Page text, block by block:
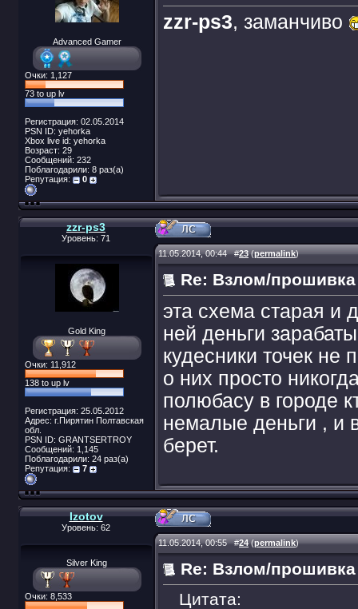
Advanced Gamer
Очки: 1,127
73 to up lv
Регистрация: 02.05.2014
PSN ID: yehorka
Xbox live id: yehorka
Возраст: 29
Сообщений: 232
Поблагодарили: 8 раз(а)
Репутация:
0
zzr-ps3, заманчиво
zzr-ps3
Уровень: 71
Gold King
Очки: 11,912
138 to up lv
Регистрация: 25.05.2012
Адрес: г.Пирятин Полтавская
обл.
PSN ID: GRANTSERTROY
Сообщений: 1,145
Поблагодарили: 24 раз(а)
Репутация:
7
11.05.2014, 00:44#23(permalink)
Re: Взлом/прошивка
эта схема старая и
ней деньги
кудесники точек
о них просто
полюбасу в городе
немалые деньги , и
берет.
Izotov
Уровень: 62
Silver King
Очки: 8,533
11.05.2014, 00:55#24(permalink)
Re: Взлом/прошивка
Цитата: